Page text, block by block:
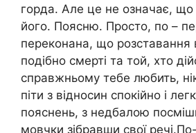
горда. Але це не означає,
його. Поясню. Просто, по –
переконана, що розставання
подібно смерті та той, хто
справжньому тебе любить,
піти з відносин спокійно і
пояснень, з недбалою
мовчки зібравши свої